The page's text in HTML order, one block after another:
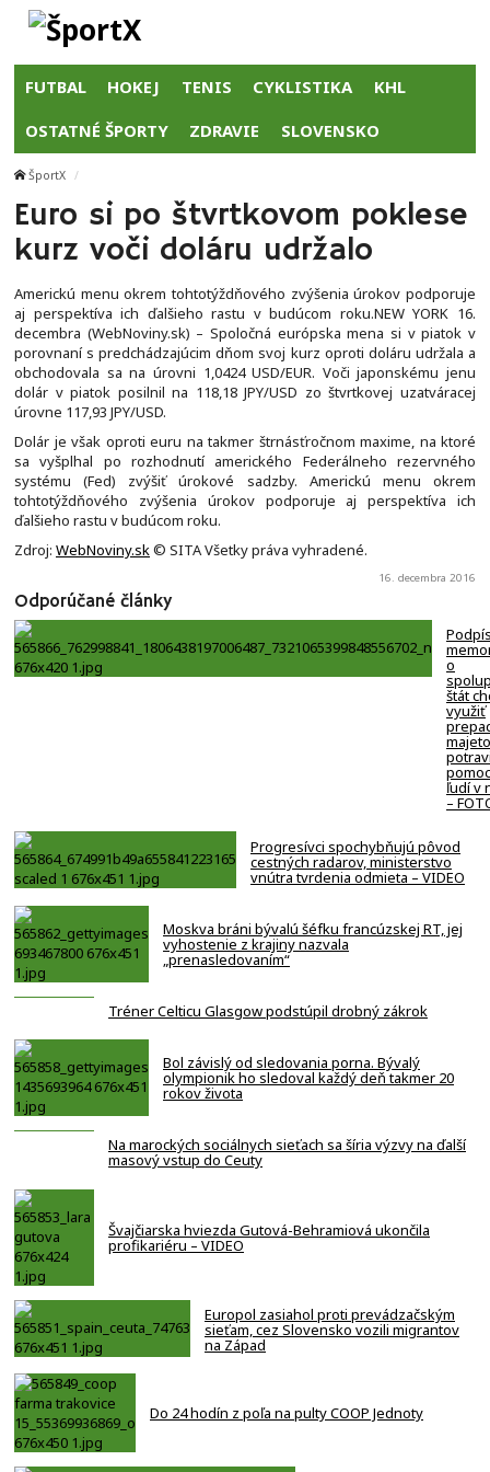
FUTBAL HOKEJ TENIS CYKLISTIKA KHL
OSTATNÉ ŠPORTY ZDRAVIE SLOVENSKO
ŠportX
Euro si po štvrtkovom poklese
kurz voči doláru udržalo
Americkú menu okrem tohtotýždňového zvýšenia úrokov podporuje
aj perspektíva ich ďalšieho rastu v budúcom roku.NEW YORK 16.
decembra (WebNoviny.sk) – Spoločná európska mena si v piatok v
porovnaní s predchádzajúcim dňom svoj kurz oproti doláru udržala a
obchodovala sa na úrovni 1,0424 USD/EUR. Voči japonskému jenu
dolár v piatok posilnil na 118,18 JPY/USD zo štvrtkovej uzatváracej
úrovne 117,93 JPY/USD.
Dolár je však oproti euru na takmer štrnásťročnom maxime, na ktoré
sa vyšplhal po rozhodnutí amerického Federálneho rezervného
systému (Fed) zvýšiť úrokové sadzby. Americkú menu okrem
tohtotýždňového zvýšenia úrokov podporuje aj perspektíva ich
ďalšieho rastu v budúcom roku.
Zdroj: WebNoviny.sk© SITA Všetky práva vyhradené.
16. decembra 2016
Odporúčané články
o
štát
využiť
ľudí v
–
Progresívci spochybňujú pôvod
cestných radarov, ministerstvo
vnútra tvrdenia odmieta – VIDEO
Moskva bráni bývalú šéfku francúzskej RT, jej
vyhostenie z krajiny nazvala
„prenasledovaním“
Tréner Celticu Glasgow podstúpil drobný zákrok
Bol závislý od sledovania porna. Bývalý
olympionik ho sledoval každý deň takmer 20
rokov života
Na marockých sociálnych sieťach sa šíria výzvy na ďalší
masový vstup do Ceuty
Švajčiarska hviezda Gutová-Behramiová ukončila
profikariéru – VIDEO
Europol zasiahol proti prevádzačským
sieťam, cez Slovensko vozili migrantov
na Západ
Do 24 hodín z poľa na pulty COOP Jednoty